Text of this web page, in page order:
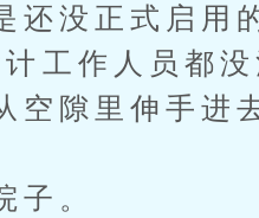
没正式启用
工作人员都
隙里伸手进
。